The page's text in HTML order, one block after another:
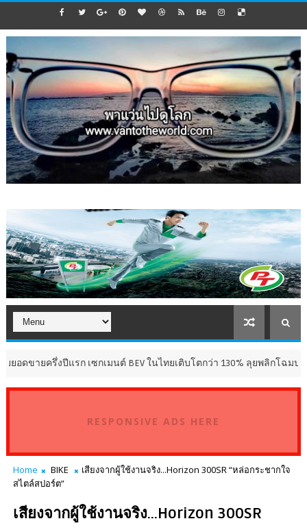
ครึ่งปีแรก เซกเมนต์ BEV ในไทยเติบโตกว่า 130% ลุยพลิกโฉมประสบก
RESPONSIVE ADS HERE
Home BIKE
เสียงจากผู้ใช้งานจริง...Horizon 300SR “หล่อกระชากใจ
สไตล์สปอร์ต”
เสียงจากผู้ใช้งานจริง...Horizon 300SR